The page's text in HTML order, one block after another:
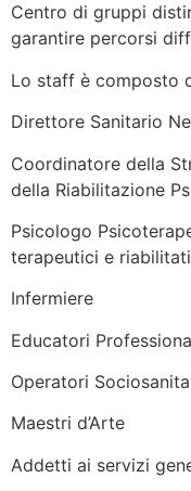
Centro di gruppi
garantire percorsi
Lo staff è composto
Direttore Sanitario
Coordinatore della
della Riabilitazione
Psicologo
terapeutici e
Infermiere
Educatori
Operatori
Maestri d’Arte
Addetti ai servizi